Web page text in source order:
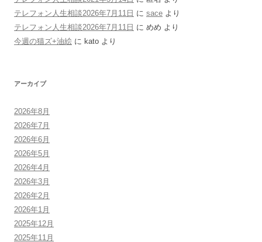
テレフォン人生相談2026年7月11日 に sace より
テレフォン人生相談2026年7月11日 に めめ より
今週の猫ズ+油絵 に kato より
アーカイブ
2026年8月
2026年7月
2026年6月
2026年5月
2026年4月
2026年3月
2026年2月
2026年1月
2025年12月
2025年11月